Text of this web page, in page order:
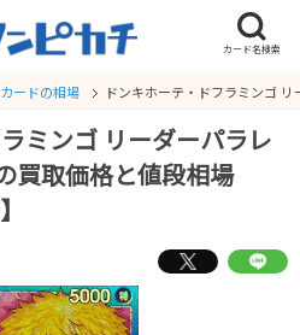
ードの相場 ドンキホーテ・ドフラミンゴ
ミンゴ リーダーパラレ
買取価格と値段相場